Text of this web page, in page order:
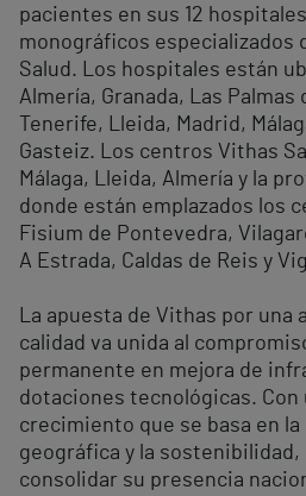
pacientes en sus 12
monográficos especializados
Salud. Los hospitales están
Almería, Granada, Las Palmas
Tenerife, Lleida, Madrid,
Gasteiz. Los centros Vithas
Málaga, Lleida, Almería y la
donde están emplazados los
Fisium de Pontevedra,
A Estrada, Caldas de Reis y
La apuesta de Vithas por
calidad va unida al
permanente en mejora de
dotaciones tecnológicas. Con
crecimiento que se basa en
geográfica y la sostenibilidad,
consolidar su presencia